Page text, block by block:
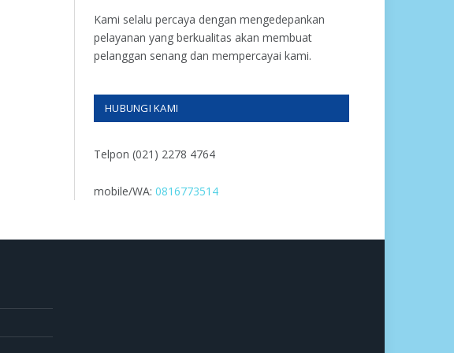
Kami selalu percaya dengan mengedepankan
pelayanan yang berkualitas akan membuat
pelanggan senang dan mempercayai kami.
HUBUNGI KAMI
Telpon (021) 2278 4764
mobile/WA: 0816773514